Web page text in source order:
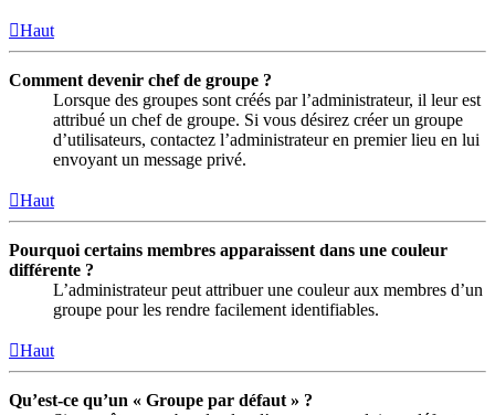
Haut
Comment devenir chef de groupe ?
Lorsque des groupes sont créés par l’administrateur, il leur est
attribué un chef de groupe. Si vous désirez créer un groupe
d’utilisateurs, contactez l’administrateur en premier lieu en lui
envoyant un message privé.
Haut
Pourquoi certains membres apparaissent dans une couleur
différente ?
L’administrateur peut attribuer une couleur aux membres d’un
groupe pour les rendre facilement identifiables.
Haut
Qu’est-ce qu’un « Groupe par défaut » ?